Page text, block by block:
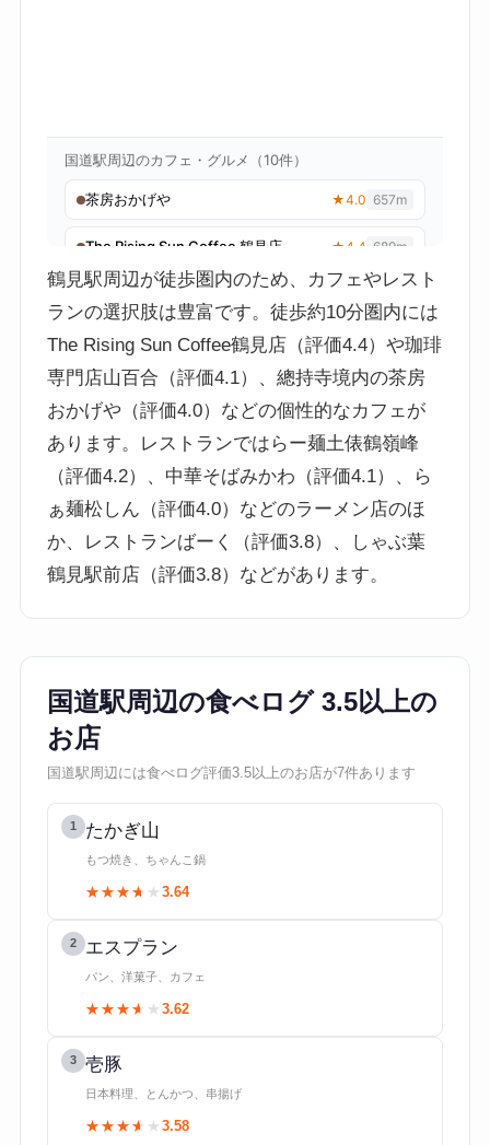
鶴見駅周辺が徒歩圏内のため、カフェやレスト
ランの選択肢は豊富です。徒歩約10分圏内には
The Rising Sun Coffee鶴見店（評価4.4）や珈琲
専門店山百合（評価4.1）、總持寺境内の茶房
おかげや（評価4.0）などの個性的なカフェが
あります。レストランではらー麺土俵鶴嶺峰
（評価4.2）、中華そばみかわ（評価4.1）、ら
ぁ麺松しん（評価4.0）などのラーメン店のほ
か、レストランばーく（評価3.8）、しゃぶ葉
鶴見駅前店（評価3.8）などがあります。
国道駅周辺の食べログ 3.5以上の
お店
国道駅周辺には食べログ評価3.5以上のお店が7件あります
1 たかぎ山
もつ焼き、ちゃんこ鍋
★★★★★
★★★★★ 3.64
2 エスプラン
パン、洋菓子、カフェ
★★★★★
★★★★★ 3.62
3 壱豚
日本料理、とんかつ、串揚げ
★★★★★
★★★★★ 3.58